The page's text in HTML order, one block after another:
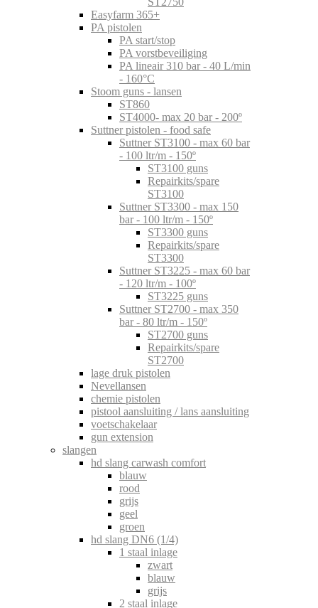
Easyfarm 365+
PA pistolen
PA start/stop
PA vorstbeveiliging
PA lineair 310 bar - 40 L/min
- 160°C
Stoom guns - lansen
ST860
ST4000- max 20 bar - 200º
Suttner pistolen - food safe
Suttner ST3100 - max 60 bar
- 100 ltr/m - 150º
ST3100 guns
Repairkits/spare
ST3100
Suttner ST3300 - max 150
bar - 100 ltr/m - 150º
ST3300 guns
Repairkits/spare
ST3300
Suttner ST3225 - max 60 bar
- 120 ltr/m - 100º
ST3225 guns
Suttner ST2700 - max 350
bar - 80 ltr/m - 150º
ST2700 guns
Repairkits/spare
ST2700
lage druk pistolen
Nevellansen
chemie pistolen
pistool aansluiting / lans aansluiting
voetschakelaar
gun extension
slangen
hd slang carwash comfort
blauw
rood
grijs
geel
groen
hd slang DN6 (1/4)
1 staal inlage
zwart
blauw
grijs
2 staal inlage